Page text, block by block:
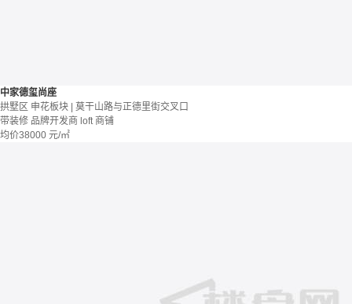
中家德玺尚座
拱墅区 申花板块 | 莫干山路与正德里街交叉口
带装修 品牌开发商 loft 商铺
均价38000 元/㎡